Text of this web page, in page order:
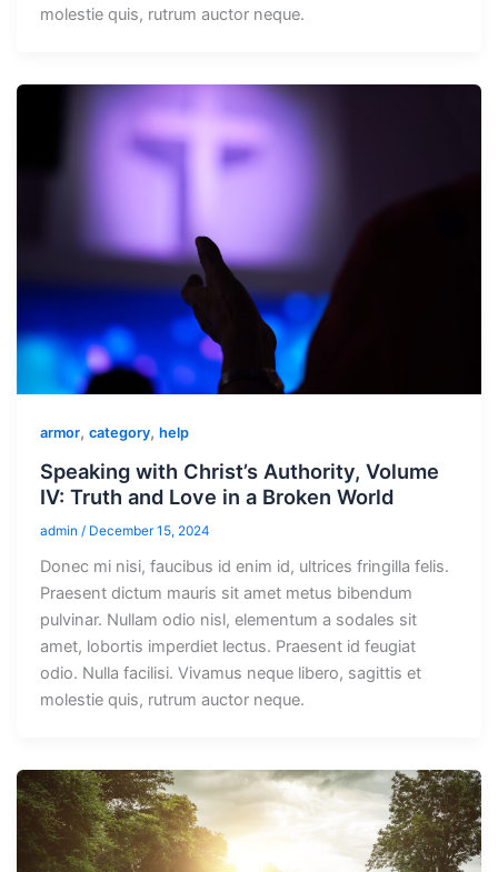
molestie quis, rutrum auctor neque.
armor,category,help
Speaking with Christ’s Authority, Volume
IV: Truth and Love in a Broken World
admin / December 15, 2024
Donec mi nisi, faucibus id enim id, ultrices fringilla felis.
Praesent dictum mauris sit amet metus bibendum
pulvinar. Nullam odio nisl, elementum a sodales sit
amet, lobortis imperdiet lectus. Praesent id feugiat
odio. Nulla facilisi. Vivamus neque libero, sagittis et
molestie quis, rutrum auctor neque.